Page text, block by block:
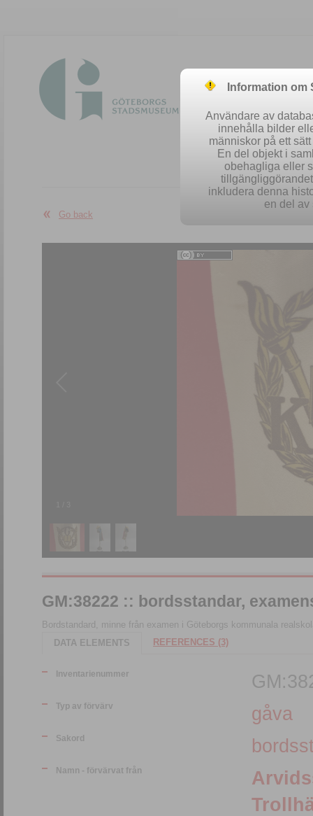
Easy
Go back
GM:38222 :: bordsstandar,
Bordstandard, minne från examen i Göteborgs kommunala
DATA ELEMENTS
REFERENCES (3)
Inventarienummer
Typ av förvärv gåva
Sakord
Namn - förvärvat från
Information
Användare av
innehålla bilder
människor på ett
En del objekt i
obehagliga eller
inkludera denna
en del av